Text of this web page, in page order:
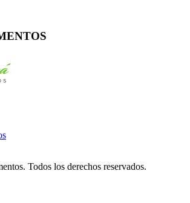
Todos los derechos reservados.